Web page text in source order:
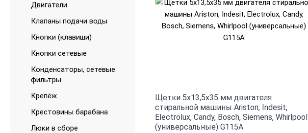
Щетки 5x13,5x35 мм двигателя
стиральной машины Ariston, Indesit,
Electrolux, Candy, Bosch, Siemens, Whirlpool
(универсальные) G115A
Двигатели
Клапаны подачи воды
Кнопки (клавиши)
Кнопки сетевые
Конденсаторы, сетевые
фильтры
Крепёж
Крестовины барабана
Люки в сборе